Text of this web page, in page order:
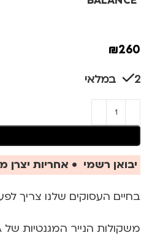
₪260
2 במלאי
יבואן רשמי • אחריות יצרן
בחיים העסוקים שלנו צריך